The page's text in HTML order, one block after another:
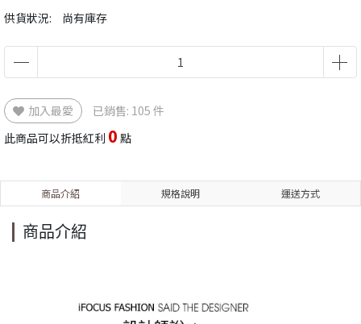
供貨狀況: 尚有庫存
加入最愛
已銷售: 105 件
此商品可以折抵紅利 0 點
商品介紹 規格說明 運送方式
商品介紹